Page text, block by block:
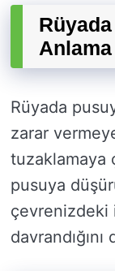
Rüyada
zarar
tuzaklamaya
pusuya
çevrenizdeki